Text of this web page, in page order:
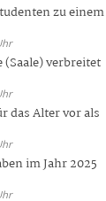
zu einem
verbreitet
das Alter vor als
im Jahr 2025